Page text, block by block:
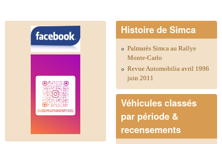
Histoire de Simca
Palmarès Simca au Rallye
Monte-Carlo
Revue Automobilia avril 1996
juin 2011
Véhicules classés
par période &
recensements